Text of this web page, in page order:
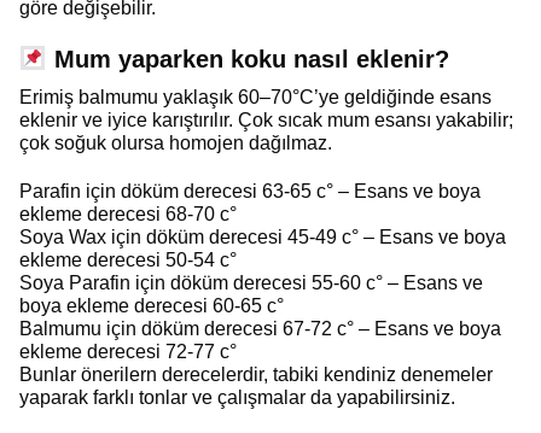
göre değişebilir.
Mum yaparken koku nasıl eklenir?
Erimiş balmumu yaklaşık 60–70°C’ye geldiğinde esans
eklenir ve iyice karıştırılır. Çok sıcak mum esansı yakabilir;
çok soğuk olursa homojen dağılmaz.
Parafin için döküm derecesi 63-65 c° – Esans ve boya
ekleme derecesi 68-70 c°
Soya Wax için döküm derecesi 45-49 c° – Esans ve boya
ekleme derecesi 50-54 c°
Soya Parafin için döküm derecesi 55-60 c° – Esans ve
boya ekleme derecesi 60-65 c°
Balmumu için döküm derecesi 67-72 c° – Esans ve boya
ekleme derecesi 72-77 c°
Bunlar önerilern derecelerdir, tabiki kendiniz denemeler
yaparak farklı tonlar ve çalışmalar da yapabilirsiniz.